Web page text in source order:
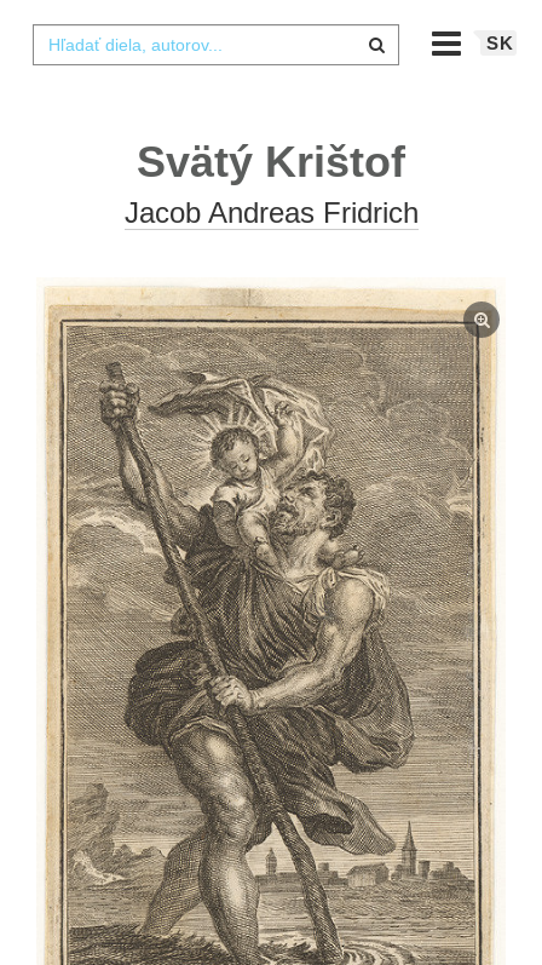
SK
Svätý Krištof
Jacob Andreas Fridrich